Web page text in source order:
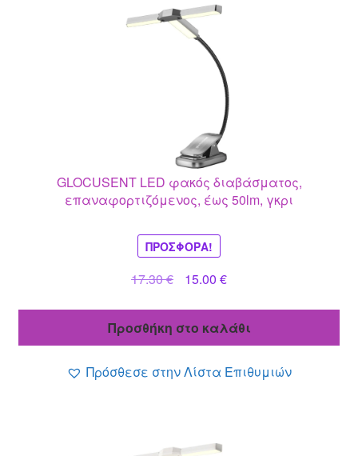
GLOCUSENT LED φακός διαβάσματος,
επαναφορτιζόμενος, έως 50lm, γκρι
ΠΡΟΣΦΟΡΆ!
17.30€
Original
17.30 €.
15.00 €Η
είναι:
Προσθήκη στο καλάθι
Πρόσθεσε στην Λίστα Επιθυμιών